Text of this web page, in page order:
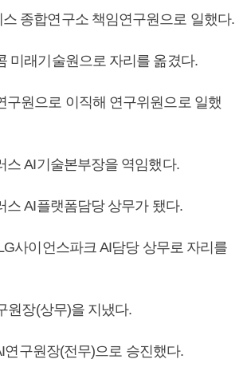
종합연구소 책임연구원으로 일했다.
미래기술원으로 자리를 옮겼다.
구원으로 이직해 연구위원으로 일했
스 AI기술본부장을 역임했다.
스 AI플랫폼담당 상무가 됐다.
사이언스파크 AI담당 상무로 자리를
원장(상무)을 지냈다.
연구원장(전무)으로 승진했다.